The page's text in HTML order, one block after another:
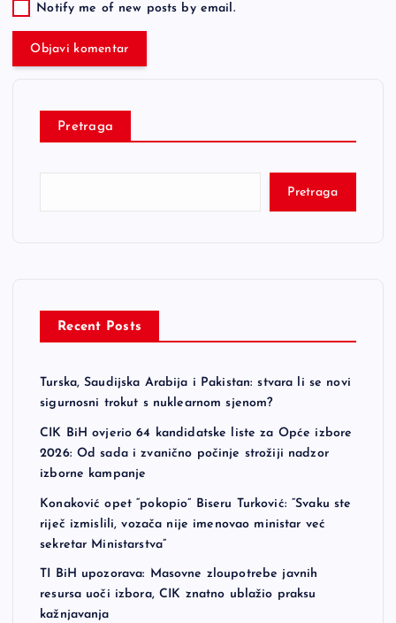
Notify me of new posts by email.
Pretraga
Pretraga
Recent Posts
Turska, Saudijska Arabija i Pakistan: stvara li se novi
sigurnosni trokut s nuklearnom sjenom?
CIK BiH ovjerio 64 kandidatske liste za Opće izbore
2026: Od sada i zvanično počinje strožiji nadzor
izborne kampanje
Konaković opet “pokopio” Biseru Turković: “Svaku ste
riječ izmislili, vozača nije imenovao ministar već
sekretar Ministarstva”
TI BiH upozorava: Masovne zloupotrebe javnih
resursa uoči izbora, CIK znatno ublažio praksu
kažnjavanja